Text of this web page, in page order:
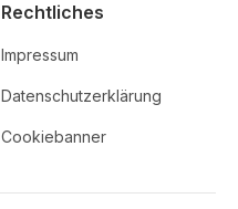
Rechtliches
Impressum
Datenschutzerklärung
Cookiebanner